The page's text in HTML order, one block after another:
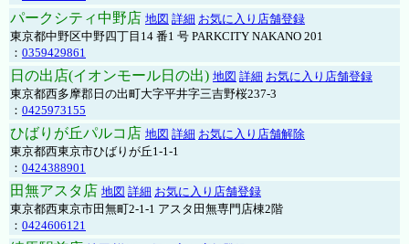
パークシティ中野店 地図 詳細 お気に入り店舗登録
東京都中野区中野四丁目14 番1 号 PARKCITY NAKANO 201
： 0359429861
日の出店(イオンモール日の出) 地図 詳細 お気に入り店舗登録
東京都西多摩郡日の出町大字平井字三吉野桜237-3
： 0425973155
ひばりが丘パルコ店 地図 詳細 お気に入り店舗解除
東京都西東京市ひばりが丘1-1-1
： 0424388901
田無アスタ店 地図 詳細 お気に入り店舗登録
東京都西東京市田無町2-1-1 アスタ田無専門店棟2階
： 0424606121